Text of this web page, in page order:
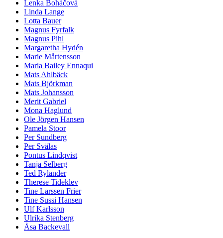
Lenka Boháčová
Linda Lange
Lotta Bauer
Magnus Fyrfalk
Magnus Pihl
Margaretha Hydén
Marie Mårtensson
Maria Bailey Ennaqui
Mats Ahlbäck
Mats Björkman
Mats Johansson
Merit Gabriel
Mona Haglund
Ole Jörgen Hansen
Pamela Stoor
Per Sundberg
Per Svälas
Pontus Lindqvist
Tanja Selberg
Ted Rylander
Therese Tideklev
Tine Larssen Frier
Tine Sussi Hansen
Ulf Karlsson
Ulrika Stenberg
Åsa Backevall